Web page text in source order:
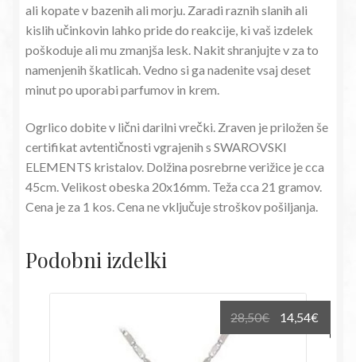
ali kopate v bazenih ali morju. Zaradi raznih slanih ali
kislih učinkovin lahko pride do reakcije, ki vaš izdelek
poškoduje ali mu zmanjša lesk. Nakit shranjujte v za to
namenjenih škatlicah. Vedno si ga nadenite vsaj deset
minut po uporabi parfumov in krem.
Ogrlico dobite v lični darilni vrečki. Zraven je priložen še
certifikat avtentičnosti vgrajenih s SWAROVSKI
ELEMENTS kristalov. Dolžina posrebrne verižice je cca
45cm. Velikost obeska 20x16mm. Teža cca 21 gramov.
Cena je za 1 kos. Cena ne vključuje stroškov pošiljanja.
Podobni izdelki
28,50€
Izvirna
cena
14,54€
cena